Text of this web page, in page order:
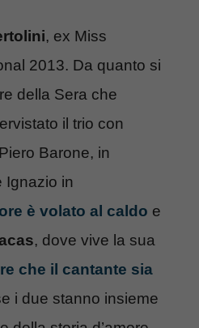
, ex Miss
2013. Da quanto si
della Sera che
il trio con
Barone, in
Ignazio in
è volato al caldo e
, dove vive la sua
che il cantante sia
i due stanno insieme